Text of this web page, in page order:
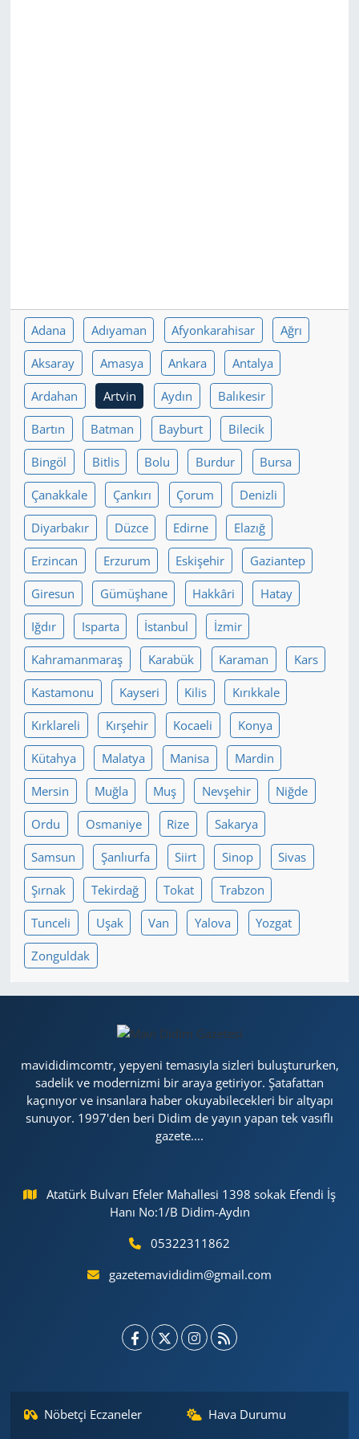
Adana Adıyaman Afyonkarahisar Ağrı
Aksaray Amasya Ankara Antalya
Ardahan Artvin Aydın Balıkesir
Bartın Batman Bayburt Bilecik
Bingöl Bitlis Bolu Burdur Bursa
Çanakkale Çankırı Çorum Denizli
Diyarbakır Düzce Edirne Elazığ
Erzincan Erzurum Eskişehir Gaziantep
Giresun Gümüşhane Hakkâri Hatay
Iğdır Isparta İstanbul İzmir
Kahramanmaraş Karabük Karaman Kars
Kastamonu Kayseri Kilis Kırıkkale
Kırklareli Kırşehir Kocaeli Konya
Kütahya Malatya Manisa Mardin
Mersin Muğla Muş Nevşehir Niğde
Ordu Osmaniye Rize Sakarya
Samsun Şanlıurfa Siirt Sinop Sivas
Şırnak Tekirdağ Tokat Trabzon
Tunceli Uşak Van Yalova Yozgat
Zonguldak
mavididimcomtr, yepyeni temasıyla sizleri buluştururken,
sadelik ve modernizmi bir araya getiriyor. Şatafattan
kaçınıyor ve insanlara haber okuyabilecekleri bir altyapı
sunuyor. 1997'den beri Didim de yayın yapan tek vasıflı
gazete....
Atatürk Bulvarı Efeler Mahallesi 1398 sokak Efendi İş
Hanı No:1/B Didim-Aydın
05322311862
gazetemavididim@gmail.com
Nöbetçi Eczaneler
Hava Durumu
SİYASET
SPOR
Yerel